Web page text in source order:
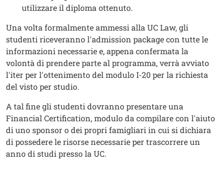
utilizzare il diploma ottenuto.
Una volta formalmente ammessi alla UC Law, gli
studenti riceveranno l'admission package con tutte le
informazioni necessarie e, appena confermata la
volontà di prendere parte al programma, verrà avviato
l'iter per l'ottenimento del modulo I-20 per la richiesta
del visto per studio.
A tal fine gli studenti dovranno presentare una
Financial Certification, modulo da compilare con l'aiuto
di uno sponsor o dei propri famigliari in cui si dichiara
di possedere le risorse necessarie per trascorrere un
anno di studi presso la UC.